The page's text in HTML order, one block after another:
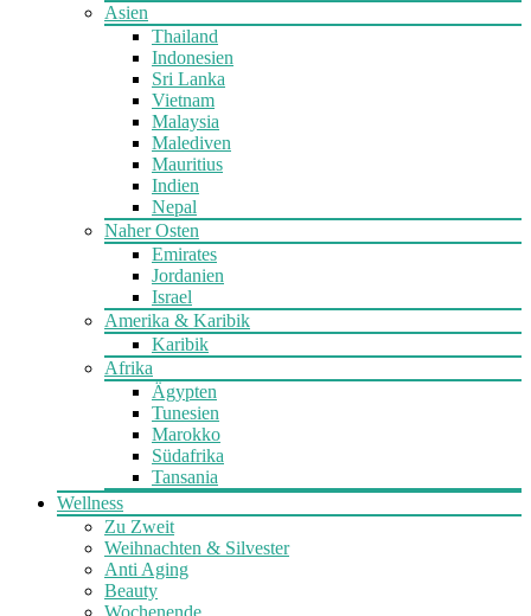
Asien
Thailand
Indonesien
Sri Lanka
Vietnam
Malaysia
Malediven
Mauritius
Indien
Nepal
Naher Osten
Emirates
Jordanien
Israel
Amerika & Karibik
Karibik
Afrika
Ägypten
Tunesien
Marokko
Südafrika
Tansania
Wellness
Zu Zweit
Weihnachten & Silvester
Anti Aging
Beauty
Wochenende